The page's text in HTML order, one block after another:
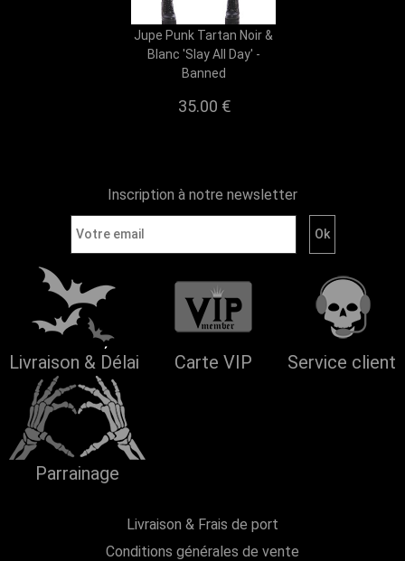
Jupe Punk Tartan Noir &
Blanc 'Slay All Day' -
Banned
35.00 €
Inscription à notre newsletter
Livraison & Délai Carte VIP Service client
Parrainage
Livraison & Frais de port
Conditions générales de vente